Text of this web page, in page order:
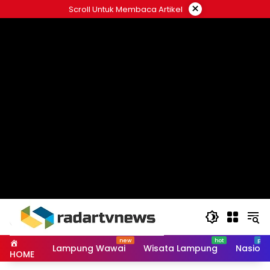
to
Scroll Untuk Membaca Artikel ×
HOME Lampung Wawai Wisata Lampung